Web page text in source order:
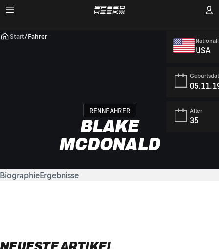
Start/Fahrer
RENNFAHRER
BLAKE
MCDONALD
USA
Alter
35
BiographieErgebnisse
NEUESTE ARTIKEL